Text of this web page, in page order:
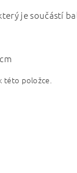
je součástí
této položce.